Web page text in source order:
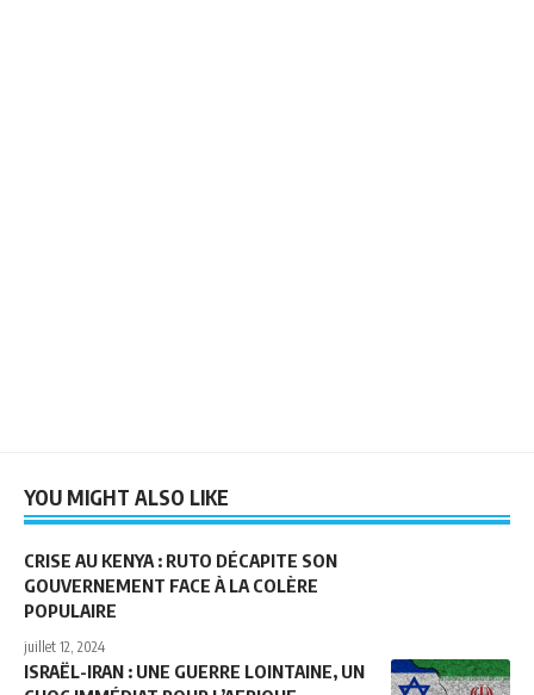
YOU MIGHT ALSO LIKE
CRISE AU KENYA : RUTO DÉCAPITE SON
GOUVERNEMENT FACE À LA COLÈRE
POPULAIRE
juillet 12, 2024
ISRAËL-IRAN : UNE GUERRE LOINTAINE, UN